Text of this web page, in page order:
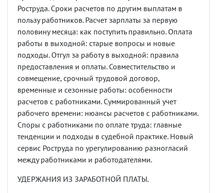
Роструда. Сроки расчетов по другим выплатам в
пользу работников. Расчет зарплаты за первую
половину месяца: как поступить правильно. Оплата
работы в выходной: старые вопросы и новые
подходы. Отгул за работу в выходной: правила
предоставления и оплаты. Совместительство и
совмещение, срочный трудовой договор,
временные и сезонные работы: особенности
расчетов с работниками. Суммированный учет
рабочего времени: нюансы расчетов с работниками.
Споры с работниками по оплате труда: главные
тенденции и подходы в судебной практике. Новый
сервис Роструда по урегулированию разногласий
между работниками и работодателями.
УДЕРЖАНИЯ ИЗ ЗАРАБОТНОЙ ПЛАТЫ.